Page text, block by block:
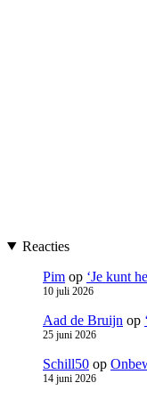
Reacties
Pim op ‘Je kunt
10 juli 2026
Aad de Bruijn op
25 juni 2026
Schill50 op
14 juni 2026